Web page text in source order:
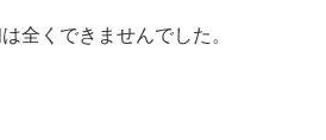
全くできませんでした。